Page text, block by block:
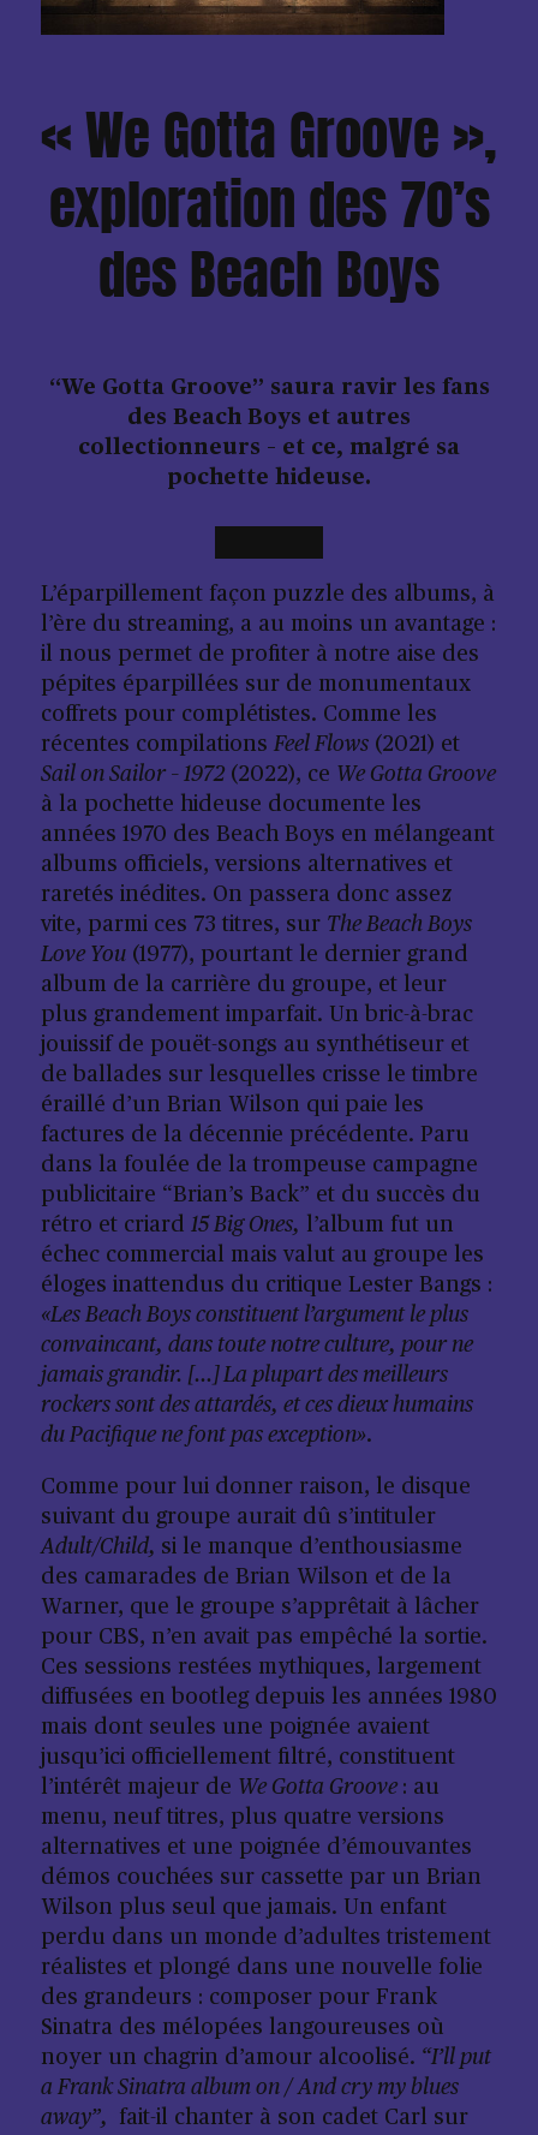
« We Gotta Groove »,
exploration des 70’s
des Beach Boys
“We Gotta Groove” saura ravir les fans
des Beach Boys et autres
collectionneurs – et ce, malgré sa
pochette hideuse.
L’éparpillement façon puzzle des albums, à
l’ère du streaming, a au moins un avantage :
il nous permet de profiter à notre aise des
pépites éparpillées sur de monumentaux
coffrets pour complétistes. Comme les
récentes compilations Feel Flows(2021) et
Sail on Sailor – 1972(2022), ce We Gotta Groove
à la pochette hideuse documente les
années 1970 des Beach Boys en mélangeant
albums officiels, versions alternatives et
raretés inédites. On passera donc assez
vite, parmi ces 73 titres, sur The Beach Boys
Love You(1977), pourtant le dernier grand
album de la carrière du groupe, et leur
plus grandement imparfait. Un bric-à-brac
jouissif de pouët-songs au synthétiseur et
de ballades sur lesquelles crisse le timbre
éraillé d’un Brian Wilson qui paie les
factures de la décennie précédente. Paru
dans la foulée de la trompeuse campagne
publicitaire “Brian’s Back” et du succès du
rétro et criard 15 Big Ones, l’album fut un
échec commercial mais valut au groupe les
éloges inattendus du critique Lester Bangs :
«Les Beach Boys constituent l’argument le plus
convaincant, dans toute notre culture, pour ne
jamais grandir. […] La plupart des meilleurs
rockers sont des attardés, et ces dieux humains
du Pacifique ne font pas exception».
Comme pour lui donner raison, le disque
suivant du groupe aurait dû s’intituler
Adult/Child, si le manque d’enthousiasme
des camarades de Brian Wilson et de la
Warner, que le groupe s’apprêtait à lâcher
pour CBS, n’en avait pas empêché la sortie.
Ces sessions restées mythiques, largement
diffusées en bootleg depuis les années 1980
mais dont seules une poignée avaient
jusqu’ici officiellement filtré, constituent
l’intérêt majeur de We Gotta Groove : au
menu, neuf titres, plus quatre versions
alternatives et une poignée d’émouvantes
démos couchées sur cassette par un Brian
Wilson plus seul que jamais. Un enfant
perdu dans un monde d’adultes tristement
réalistes et plongé dans une nouvelle folie
des grandeurs : composer pour Frank
Sinatra des mélopées langoureuses où
noyer un chagrin d’amour alcoolisé. “I’ll put
a Frank Sinatra album on / And cry my blues
away”, fait-il chanter à son cadet Carl sur